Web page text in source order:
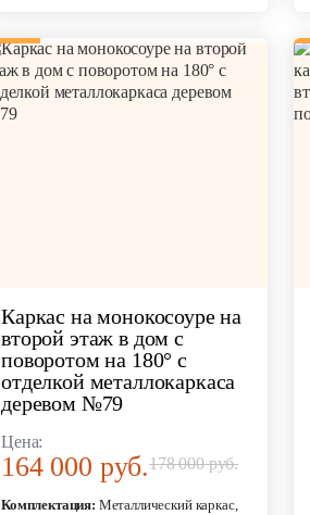
Каркас на монокосоуре на
второй этаж в дом с
поворотом на 180° с
отделкой металлокаркаса
деревом №79
Цена:
164 000 руб.178 000 руб.
Комплектация: Металлический каркас,